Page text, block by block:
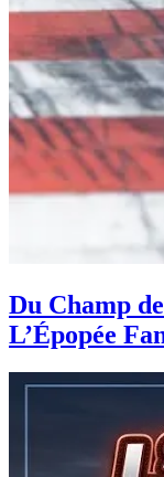
Du Champ
L’Épopée